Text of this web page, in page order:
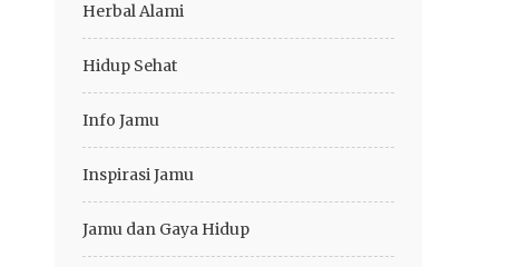
Herbal Alami
Hidup Sehat
Info Jamu
Inspirasi Jamu
Jamu dan Gaya Hidup